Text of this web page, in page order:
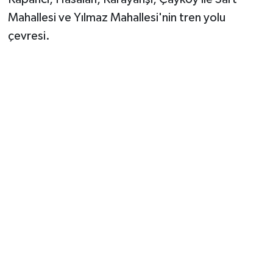
Mahallesi ve Yılmaz Mahallesi'nin tren yolu
çevresi.